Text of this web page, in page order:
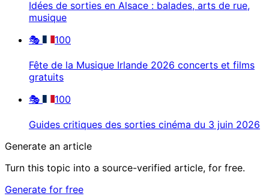
Idées de sorties en Alsace : balades, arts de rue,
musique
🎭
100
Fête de la Musique Irlande 2026 concerts et films
gratuits
🎭
100
Guides critiques des sorties cinéma du 3 juin 2026
Generate an article
Turn this topic into a source-verified article, for free.
Generate for free